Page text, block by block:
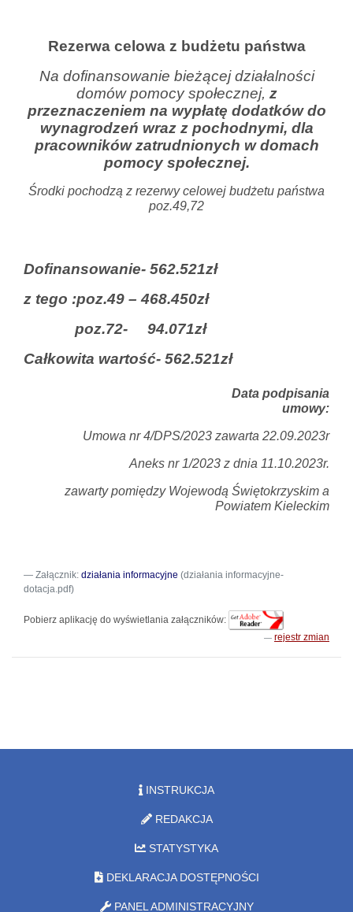
Rezerwa celowa z budżetu państwa
Na dofinansowanie bieżącej działalności
domów pomocy społecznej, z
przeznaczeniem na wypłatę dodatków do
wynagrodzeń wraz z pochodnymi, dla
pracowników zatrudnionych w domach
pomocy społecznej.
Środki pochodzą z rezerwy celowej budżetu państwa
poz.49,72
Dofinansowanie- 562.521zł
z tego :poz.49 – 468.450zł
poz.72-
94.071zł
Całkowita wartość- 562.521zł
Data podpisania
umowy:
Umowa nr 4/DPS/2023 zawarta 22.09.2023r
Aneks nr 1/2023 z dnia 11.10.2023r.
zawarty pomiędzy Wojewodą Świętokrzyskim a
Powiatem Kieleckim
Załącznik: działania informacyjne (działania informacyjne-
dotacja.pdf)
Pobierz aplikację do wyświetlania załączników:
rejestr zmian
INSTRUKCJA
REDAKCJA
STATYSTYKA
DEKLARACJA DOSTĘPNOŚCI
PANEL ADMINISTRACYJNY